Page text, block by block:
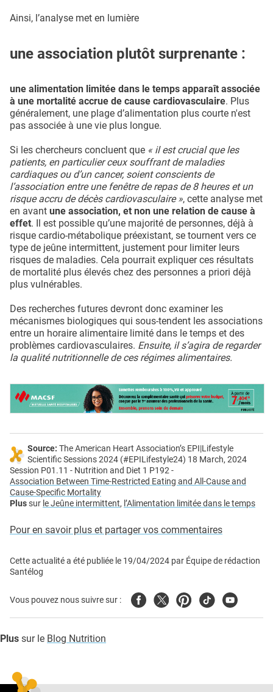
Ainsi, l’analyse met en lumière
une association plutôt surprenante :
une alimentation limitée dans le temps apparaît associée
à une mortalité accrue de cause cardiovasculaire. Plus
généralement, une plage d’alimentation plus courte n'est
pas associée à une vie plus longue.
Si les chercheurs concluent que « il est crucial que les
patients, en particulier ceux souffrant de maladies
cardiaques ou d’un cancer, soient conscients de
l’association entre une fenêtre de repas de 8 heures et un
risque accru de décès cardiovasculaire », cette analyse met
en avant une association, et non une relation de cause à
effet. Il est possible qu’une majorité de personnes, déjà à
risque cardio-métabolique préexistant, se tournent vers ce
type de jeûne intermittent, justement pour limiter leurs
risques de maladies. Cela pourrait expliquer ces résultats
de mortalité plus élevés chez des personnes a priori déjà
plus vulnérables.
Des recherches futures devront donc examiner les
mécanismes biologiques qui sous-tendent les associations
entre un horaire alimentaire limité dans le temps et des
problèmes cardiovasculaires. Ensuite, il s’agira de regarder
la qualité nutritionnelle de ces régimes alimentaires.
Source: The American Heart Association’s EPI|Lifestyle
Scientific Sessions 2024 (#EPILifestyle24) 18 March, 2024
Session P01.11 - Nutrition and Diet 1 P192 -
Association Between Time-Restricted Eating and All-Cause and
Cause-Specific Mortality
Plussur le Jeûne intermittent, l’Alimentation limitée dans le temps
Pour en savoir plus et partager vos commentaires
Cette actualité a été publiée le 19/04/2024 par Équipe de rédaction
Santélog
Vous pouvez nous suivre sur : FacebookTwitterPinterest
TiktokYoutube
Plus sur le Blog Nutrition